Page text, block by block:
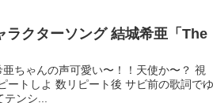
クターソング 結城希亜「The
ちゃんの声可愛い〜！！天使か〜？ 視
トしよ 数リピート後 サビ前の歌詞でゆ
ンシ...